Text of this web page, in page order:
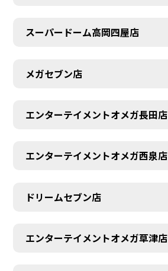
スーパードーム高岡四屋店
メガセブン店
エンターテイメントオメガ長田店
エンターテイメントオメガ西泉店
ドリームセブン店
エンターテイメントオメガ草津店